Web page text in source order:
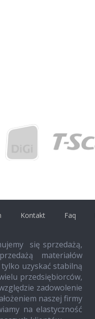
Kontakt Faq
się sprzedażą,
materiałów
uzyskać stabilną
przedsiębiorców,
zadowolenie
naszej firmy
na elastyczność